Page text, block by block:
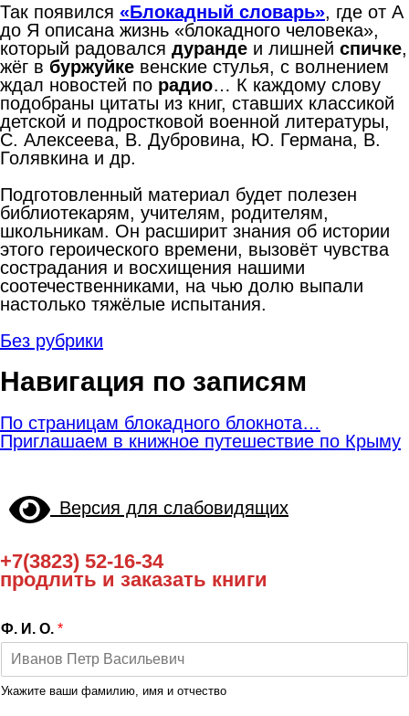
Так появился «Блокадный словарь», где от А
до Я описана жизнь «блокадного человека»,
который радовался дуранде и лишней спичке,
жёг в буржуйке венские стулья, с волнением
ждал новостей по радио… К каждому слову
подобраны цитаты из книг, ставших классикой
детской и подростковой военной литературы,
С. Алексеева, В. Дубровина, Ю. Германа, В.
Голявкина и др.
Подготовленный материал будет полезен
библиотекарям, учителям, родителям,
школьникам. Он расширит знания об истории
этого героического времени, вызовёт чувства
сострадания и восхищения нашими
соотечественниками, на чью долю выпали
настолько тяжёлые испытания.
Без рубрики
Навигация по записям
По страницам блокадного блокнота…
Приглашаем в книжное путешествие по Крыму
Версия для слабовидящих
+7(3823) 52-16-34
продлить и заказать книги
Ф. И. О. *
Укажите ваши фамилию, имя и отчество